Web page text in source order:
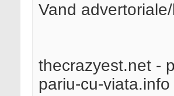
Vand
thecrazyest.net -
pariu-cu-